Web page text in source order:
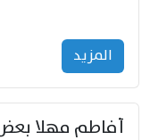
المزید